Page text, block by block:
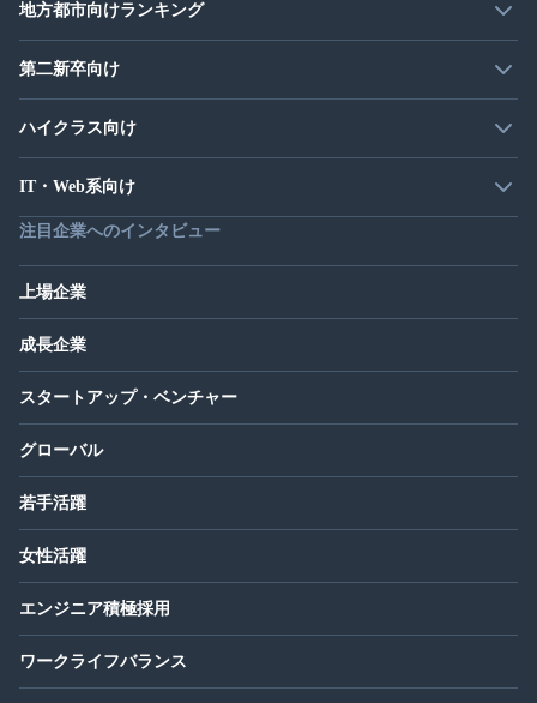
地方都市向けランキング
第二新卒向け
ハイクラス向け
IT・Web系向け
注目企業へのインタビュー
上場企業
成長企業
スタートアップ・ベンチャー
グローバル
若手活躍
女性活躍
エンジニア積極採用
ワークライフバランス